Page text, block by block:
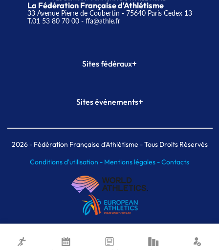
La Fédération Française d'Athlétisme
33 Avenue Pierre de Coubertin - 75640 Paris Cedex 13
T.01 53 80 70 00- ffa@athle.fr
Sites fédéraux+
Plateforme Formation
Sites événements+
Meeting de Paris indoor
MAIF Ekiden de Paris
2026- Fédération Française d'Athlétisme - Tous Droits Réservés
Conditions d'utilisation - Mentions légales -Contacts